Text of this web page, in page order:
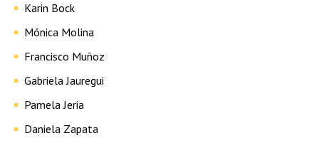
Karin Bock
Mónica Molina
Francisco Muñoz
Gabriela Jauregui
Pamela Jeria
Daniela Zapata